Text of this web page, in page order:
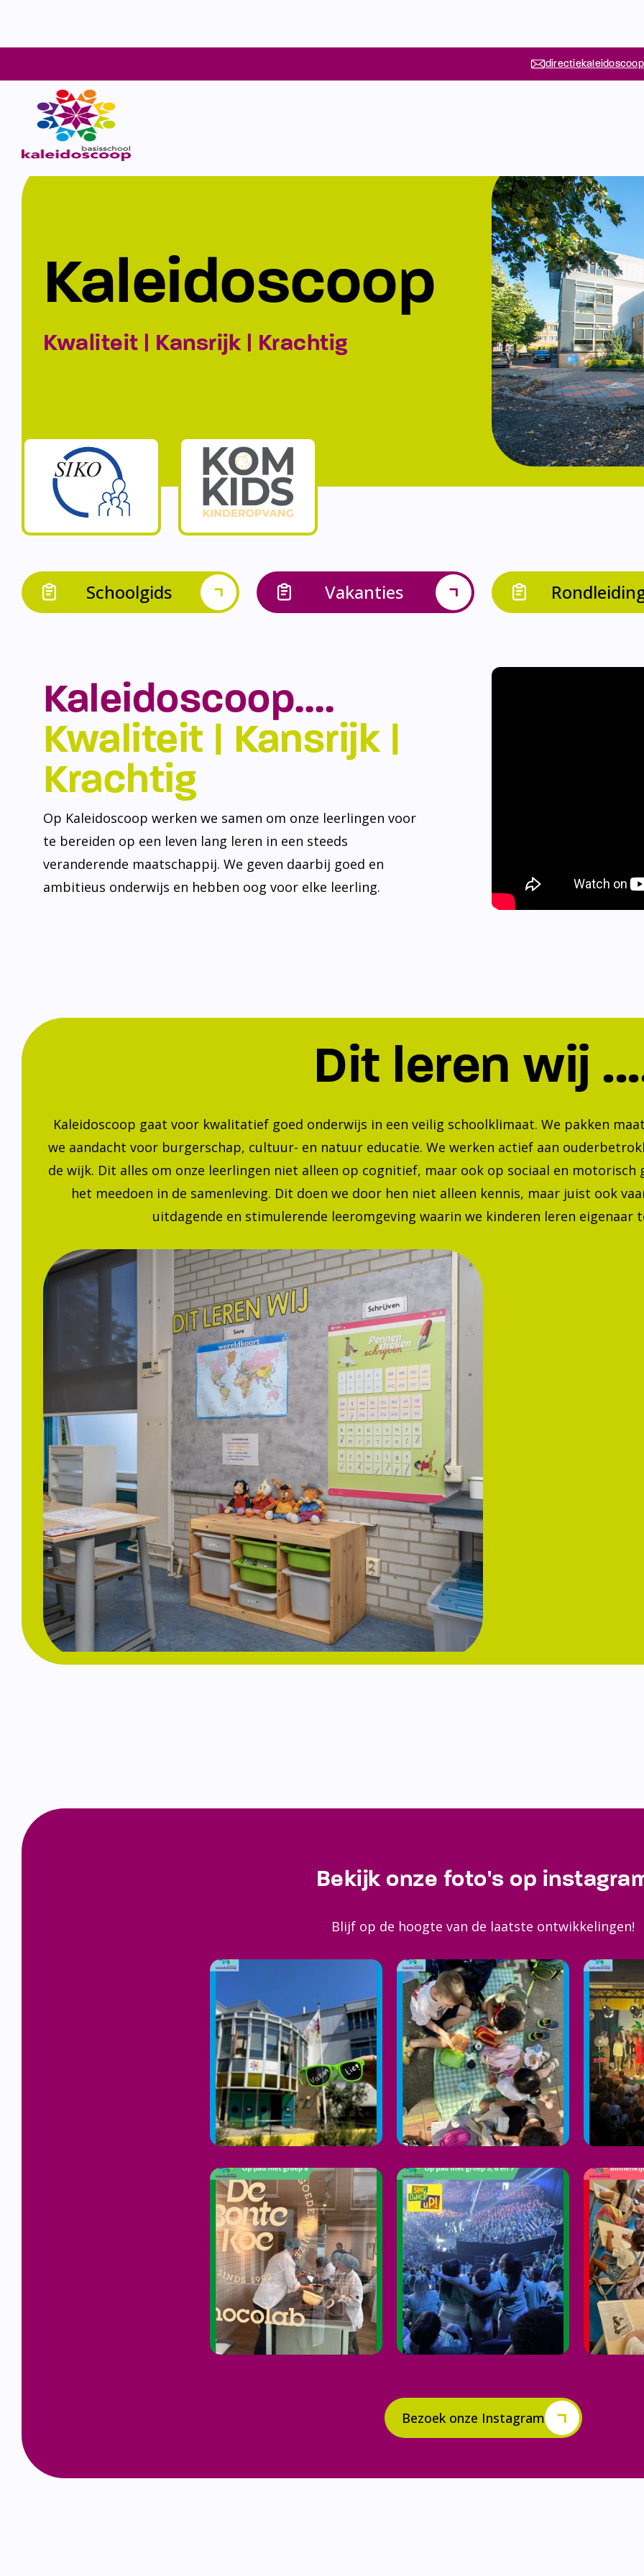
Kaleidoscoop
Kwaliteit | Kansrijk | Krachtig
Schoolgids Vakanties
Kaleidoscoop….
Kwaliteit | Kansrijk |
Krachtig
Op Kaleidoscoop werken we samen om onze leerlingen voor
te bereiden op een leven lang leren in een steeds
veranderende maatschappij. We geven daarbij goed en
ambitieus onderwijs en hebben oog voor elke leerling.
Dit leren wij
Kaleidoscoop gaat voor kwalitatief goed onderwijs in een veilig schoolklimaat. We pakken
we aandacht voor burgerschap, cultuur- en natuur educatie. We werken actief aan
de wijk. Dit alles om onze leerlingen niet alleen op cognitief, maar ook op sociaal en
het meedoen in de samenleving. Dit doen we door hen niet alleen kennis, maar juist ook
uitdagende en stimulerende leeromgeving waarin we kinderen leren eigenaar
Bekijk onze foto's op
Blijf op de hoogte van de laatste ontwikkelingen!
Bezoek onze Instagram